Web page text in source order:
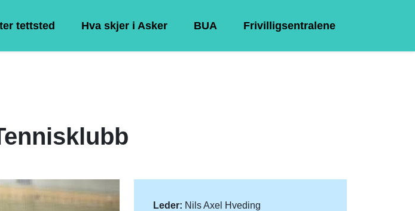
tettsted Hva skjer i Asker BUA Frivilligsentralene
Leder: Nils Axel Hveding